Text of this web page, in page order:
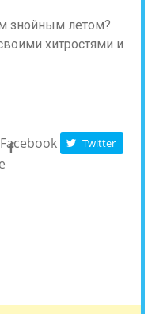
знойным летом?
хитростями и
Facebook Twitter